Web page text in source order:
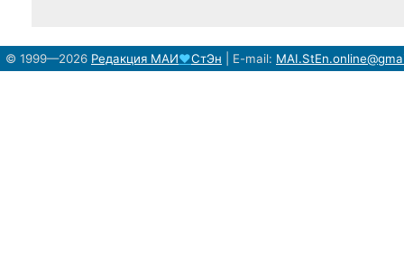
© 1999—2026 Редакция МАИ♥СтЭн E-mail: